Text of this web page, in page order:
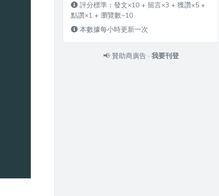
評分標準：發文×10 + 留言×3 + 獲讚×5 +
點讚×1 + 瀏覽數÷10
本數據每小時更新一次
📢 贊助商廣告 · 我要刊登